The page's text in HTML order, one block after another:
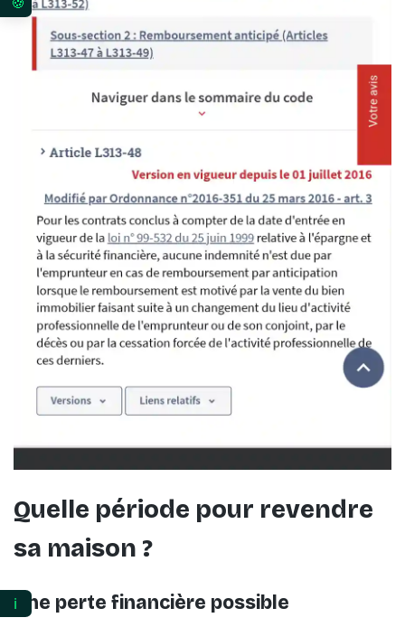
Quelle période pour revendre
sa maison ?
Une perte financière possible
ℹ️